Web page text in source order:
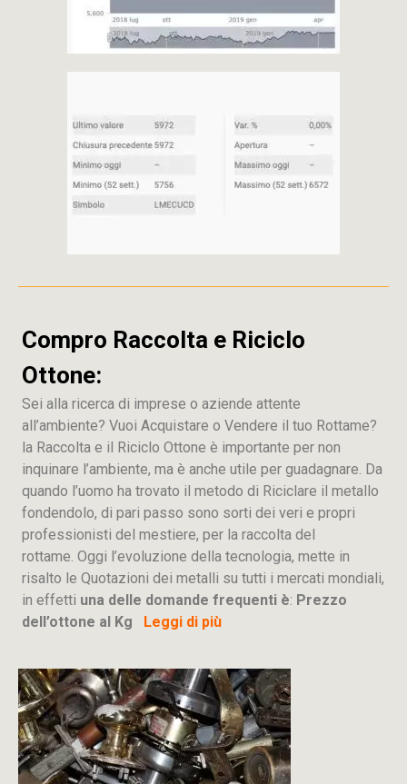
Compro Raccolta e Riciclo
Ottone:
Sei alla ricerca di imprese o aziende attente
all’ambiente? Vuoi Acquistare o Vendere il tuo Rottame?
la Raccolta e il Riciclo Ottone è importante per non
inquinare l’ambiente, ma è anche utile per guadagnare. Da
quando l’uomo ha trovato il metodo di Riciclare il metallo
fondendolo, di pari passo sono sorti dei veri e propri
professionisti del mestiere, per la raccolta del
rottame. Oggi l’evoluzione della tecnologia, mette in
risalto le Quotazioni dei metalli su tutti i mercati mondiali,
in effetti una delle domande frequenti è: Prezzo
dell’ottone al Kg Leggi di più